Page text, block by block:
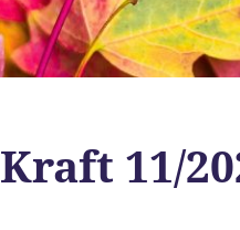
11/